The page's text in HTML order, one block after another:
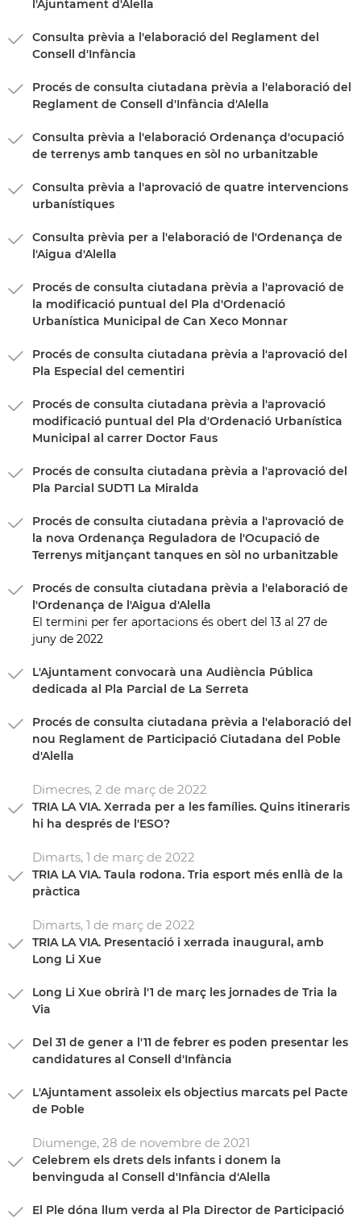
l'Ajuntament d'Alella
Consulta prèvia a l'elaboració del Reglament del
Consell d'Infància
Procés de consulta ciutadana prèvia a l'elaboració del
Reglament de Consell d'Infància d'Alella
Consulta prèvia a l'elaboració Ordenança d'ocupació
de terrenys amb tanques en sòl no urbanitzable
Consulta prèvia a l'aprovació de quatre intervencions
urbanístiques
Consulta prèvia per a l'elaboració de l'Ordenança de
l'Aigua d'Alella
Procés de consulta ciutadana prèvia a l'aprovació de
la modificació puntual del Pla d'Ordenació
Urbanística Municipal de Can Xeco Monnar
Procés de consulta ciutadana prèvia a l'aprovació del
Pla Especial del cementiri
Procés de consulta ciutadana prèvia a l'aprovació
modificació puntual del Pla d'Ordenació Urbanística
Municipal al carrer Doctor Faus
Procés de consulta ciutadana prèvia a l'aprovació del
Pla Parcial SUDT1 La Miralda
Procés de consulta ciutadana prèvia a l'aprovació de
la nova Ordenança Reguladora de l'Ocupació de
Terrenys mitjançant tanques en sòl no urbanitzable
Procés de consulta ciutadana prèvia a l'elaboració de
l'Ordenança de l'Aigua d'Alella
El termini per fer aportacions és obert del 13 al 27 de
juny de 2022
L'Ajuntament convocarà una Audiència Pública
dedicada al Pla Parcial de La Serreta
Procés de consulta ciutadana prèvia a l'elaboració del
nou Reglament de Participació Ciutadana del Poble
d'Alella
Dimecres, 2 de març de 2022
TRIA LA VIA. Xerrada per a les famílies. Quins itineraris
hi ha després de l'ESO?
Dimarts, 1 de març de 2022
TRIA LA VIA. Taula rodona. Tria esport més enllà de la
pràctica
Dimarts, 1 de març de 2022
TRIA LA VIA. Presentació i xerrada inaugural, amb
Long Li Xue
Long Li Xue obrirà l'1 de març les jornades de Tria la
Via
Del 31 de gener a l'11 de febrer es poden presentar les
candidatures al Consell d'Infància
L'Ajuntament assoleix els objectius marcats pel Pacte
de Poble
Diumenge, 28 de novembre de 2021
Celebrem els drets dels infants i donem la
benvinguda al Consell d'Infància d'Alella
El Ple dóna llum verda al Pla Director de Participació